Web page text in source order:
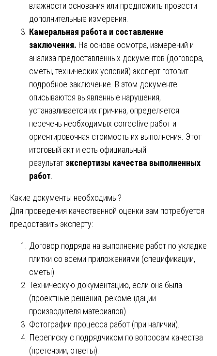
влажности основания или предложить провести
дополнительные измерения.
Камеральная работа и составление
заключения. На основе осмотра, измерений и
анализа предоставленных документов (договора,
сметы, технических условий) эксперт готовит
подробное заключение. В этом документе
описываются выявленные нарушения,
устанавливается их причина, определяется
перечень необходимых corrective работ и
ориентировочная стоимость их выполнения. Этот
итоговый акт и есть официальный
результат экспертизы качества выполненных
работ
Какие документы необходимы?
Для проведения качественной оценки вам потребуется
предоставить эксперту:
Договор подряда на выполнение работ по укладке
плитки со всеми приложениями (спецификации,
сметы).
Техническую документацию, если она была
(проектные решения, рекомендации
производителя материалов).
Фотографии процесса работ (при наличии).
Переписку с подрядчиком по вопросам качества
(претензии, ответы).